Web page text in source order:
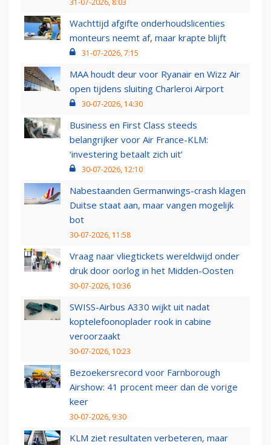
31-07-2026, 8:03
Wachttijd afgifte onderhoudslicenties
monteurs neemt af, maar krapte blijft
31-07-2026, 7:15
MAA houdt deur voor Ryanair en Wizz Air
open tijdens sluiting Charleroi Airport
30-07-2026, 14:30
Business en First Class steeds
belangrijker voor Air France-KLM:
‘investering betaalt zich uit’
30-07-2026, 12:10
Nabestaanden Germanwings-crash klagen
Duitse staat aan, maar vangen mogelijk
bot
30-07-2026, 11:58
Vraag naar vliegtickets wereldwijd onder
druk door oorlog in het Midden-Oosten
30-07-2026, 10:36
SWISS-Airbus A330 wijkt uit nadat
koptelefoonoplader rook in cabine
veroorzaakt
30-07-2026, 10:23
Bezoekersrecord voor Farnborough
Airshow: 41 procent meer dan de vorige
keer
30-07-2026, 9:30
KLM ziet resultaten verbeteren, maar